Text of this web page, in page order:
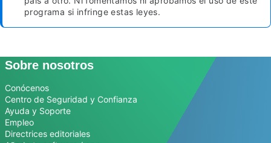
programa si infringe estas leyes.
Sobre nosotros
Conócenos
Centro de Seguridad y Confianza
Ayuda y Soporte
Empleo
Directrices editoriales